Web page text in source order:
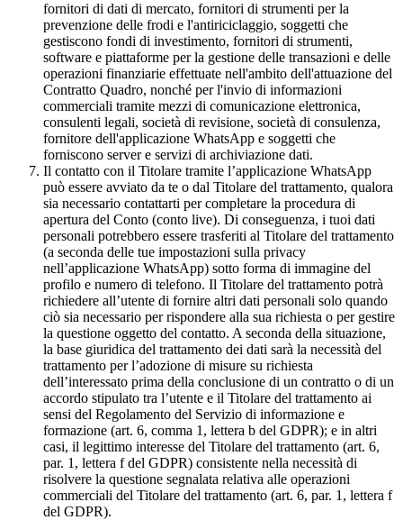
fornitori di dati di mercato, fornitori di strumenti per la
prevenzione delle frodi e l'antiriciclaggio, soggetti che
gestiscono fondi di investimento, fornitori di strumenti,
software e piattaforme per la gestione delle transazioni e delle
operazioni finanziarie effettuate nell'ambito dell'attuazione del
Contratto Quadro, nonché per l'invio di informazioni
commerciali tramite mezzi di comunicazione elettronica,
consulenti legali, società di revisione, società di consulenza,
fornitore dell'applicazione WhatsApp e soggetti che
forniscono server e servizi di archiviazione dati.
Il contatto con il Titolare tramite l’applicazione WhatsApp
può essere avviato da te o dal Titolare del trattamento, qualora
sia necessario contattarti per completare la procedura di
apertura del Conto (conto live). Di conseguenza, i tuoi dati
personali potrebbero essere trasferiti al Titolare del trattamento
(a seconda delle tue impostazioni sulla privacy
nell’applicazione WhatsApp) sotto forma di immagine del
profilo e numero di telefono. Il Titolare del trattamento potrà
richiedere all’utente di fornire altri dati personali solo quando
ciò sia necessario per rispondere alla sua richiesta o per gestire
la questione oggetto del contatto. A seconda della situazione,
la base giuridica del trattamento dei dati sarà la necessità del
trattamento per l’adozione di misure su richiesta
dell’interessato prima della conclusione di un contratto o di un
accordo stipulato tra l’utente e il Titolare del trattamento ai
sensi del Regolamento del Servizio di informazione e
formazione (art. 6, comma 1, lettera b del GDPR); e in altri
casi, il legittimo interesse del Titolare del trattamento (art. 6,
par. 1, lettera f del GDPR) consistente nella necessità di
risolvere la questione segnalata relativa alle operazioni
commerciali del Titolare del trattamento (art. 6, par. 1, lettera f
del GDPR).